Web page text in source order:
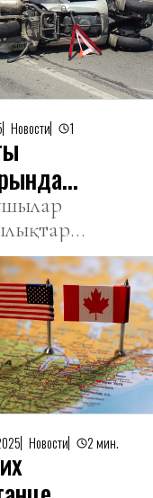
сцен с
Новости 1
Новости 2 мин.